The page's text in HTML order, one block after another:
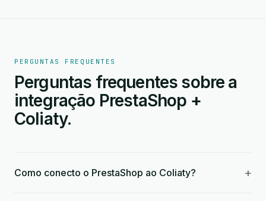
PERGUNTAS FREQUENTES
Perguntas frequentes sobre a
integração PrestaShop +
Coliaty.
Como conecto o PrestaShop ao Coliaty? +